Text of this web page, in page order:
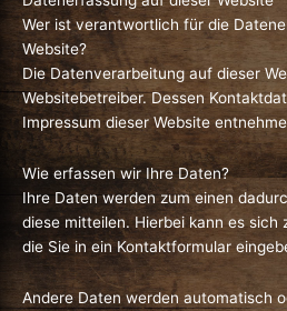
Wer ist verantwortlich für die
Website?
Die Datenverarbeitung auf dieser
Websitebetreiber. Dessen
Impressum dieser Website
Wie erfassen wir Ihre Daten?
Ihre Daten werden zum einen
diese mitteilen. Hierbei kann es sich
die Sie in ein Kontaktformular
Andere Daten werden automatisch